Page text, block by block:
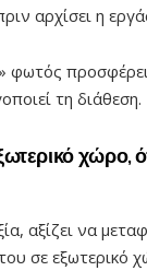
αρχίσει η
φωτός
τη διάθεση.
χώρο,
αξίζει να
σε εξωτερικό